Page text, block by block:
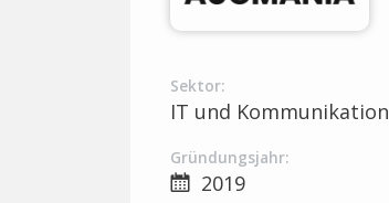
Sektor:
IT und Kommunikation
Gründungsjahr:
2019